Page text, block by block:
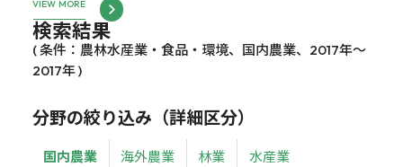
VIEW MORE
検索結果
( 条件：農林水産業・食品・環境、国内農業、2017年～
2017年 )
分野の絞り込み（詳細区分）
国内農業 海外農業 林業 水産業